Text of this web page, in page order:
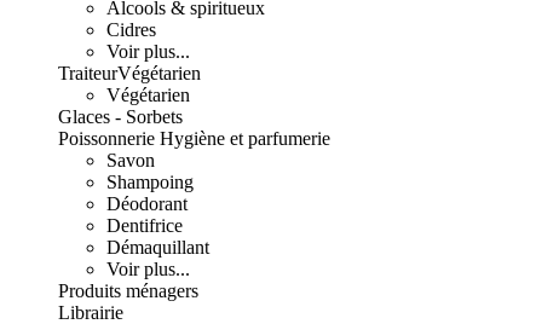
Alcools & spiritueux
Cidres
Voir plus...
TraiteurVégétarien
Végétarien
Glaces - Sorbets
Poissonnerie Hygiène et parfumerie
Savon
Shampoing
Déodorant
Dentifrice
Démaquillant
Voir plus...
Produits ménagers
Librairie